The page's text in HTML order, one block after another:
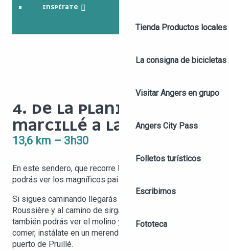
Tienda Productos
La consigna de bicicletas
Visitar Angers en grupo
Angers City Pass
Folletos turísticos
Escribirnos
Fototeca
INSPÍRATE
4. DE LA PLANICIE DE
MARCILLÉ A LA SIRGA
13,6 km – 3h30
En este sendero, que recorre las orillas del Mayenne,
podrás ver los magníficos paisajes del bocage angevino.
Si sigues caminando llegarás hasta la exclusa de la
Roussière y al camino de sirga. Durante el recorrido
también podrás ver el molino y el castillo de Sautré. Para
comer, instálate en un merendero o haz un pícnic en el
puerto de Pruillé.